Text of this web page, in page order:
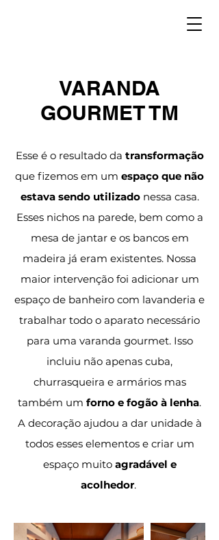
VARANDA
GOURMET TM
Esse é o resultado da transformação
que fizemos em um espaço que não
estava sendo utilizadonessa casa.
Esses nichos na parede, bem como a
mesa de jantar e os bancos em
madeira já eram existentes. Nossa
maior intervenção foi adicionar um
espaço de banheiro com lavanderia e
trabalhar todo o aparato necessário
para uma varanda gourmet. Isso
incluiu não apenas cuba,
churrasqueira e armários mas
também um forno e fogão à lenha.
A decoração ajudou a dar unidade à
todos esses elementos e criar um
espaço muito agradável e
acolhedor.